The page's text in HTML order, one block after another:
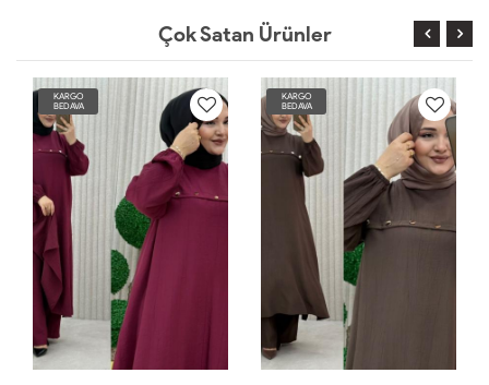
Çok Satan Ürünler
KARGO
BEDAVA
KARGO
BEDAVA